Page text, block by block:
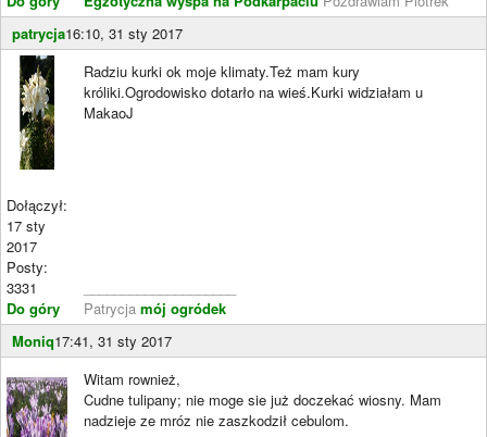
patrycja16:10, 31 sty 2017
Dołączył:
17 sty
2017
Posty:
3331
Do góry
Radziu kurki ok moje klimaty.Też mam kury
króliki.Ogrodowisko dotarło na wieś.Kurki widziałam u
MakaoJ
Patrycja mój ogródek
Moniq17:41, 31 sty 2017
Witam rownież,
Cudne tulipany; nie moge sie już doczekać wiosny. Mam
nadzieje ze mróz nie zaszkodził cebulom.